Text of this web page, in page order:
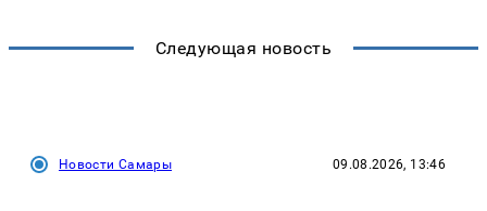
Следующая новость
Новости Самары 09.08.2026, 13:46